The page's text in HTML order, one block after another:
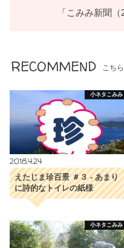
「こみみ新聞
RECOMMEND こち
小ネタこみみ
2018.4.24
えたじま珍百景 ＃３ - あまり
に詩的なトイレの紙様
小ネタこみみ